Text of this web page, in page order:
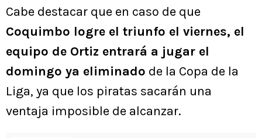
Cabe destacar que en caso de que
Coquimbo logre el triunfo el viernes, el
equipo de Ortiz entrará a jugar el
domingo ya eliminado de la Copa de la
Liga, ya que los piratas sacarán una
ventaja imposible de alcanzar.